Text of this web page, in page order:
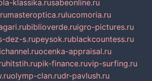
klassika.rusabeonline.ru
masteroptica.rulucomoria.ru
biblioverde.ruigro-pictures.ru
dez-s.rupeysok.rublackcountess.ru
ocenka-appraisal.ru
hitstih.rupik-finance.ruvip-surfing.ru
olymp-clan.rudr-pavlush.ru